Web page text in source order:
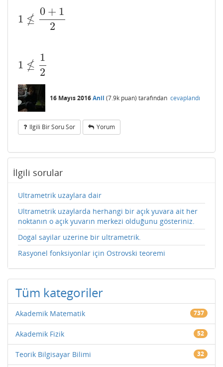
1 ≰
0 + 1
2
1 ≰0+ 12
1 ≰
1
2
1 ≰12
16 Mayıs 2016Anil (7.9k puan) tarafından cevaplandı
Ilgili Bir Soru Sor Yorum
İlgili sorular
Ultrametrik uzaylara dair
Ultrametrik uzaylarda herhangi bir açık yuvara ait her
noktanın o açık yuvarın merkezi olduğunu gösteriniz.
Dogal sayilar uzerine bir ultrametrik.
Rasyonel fonksiyonlar için Ostrovski teoremi
Tüm kategoriler
Akademik Matematik 737
Akademik Fizik 52
Teorik Bilgisayar Bilimi 32